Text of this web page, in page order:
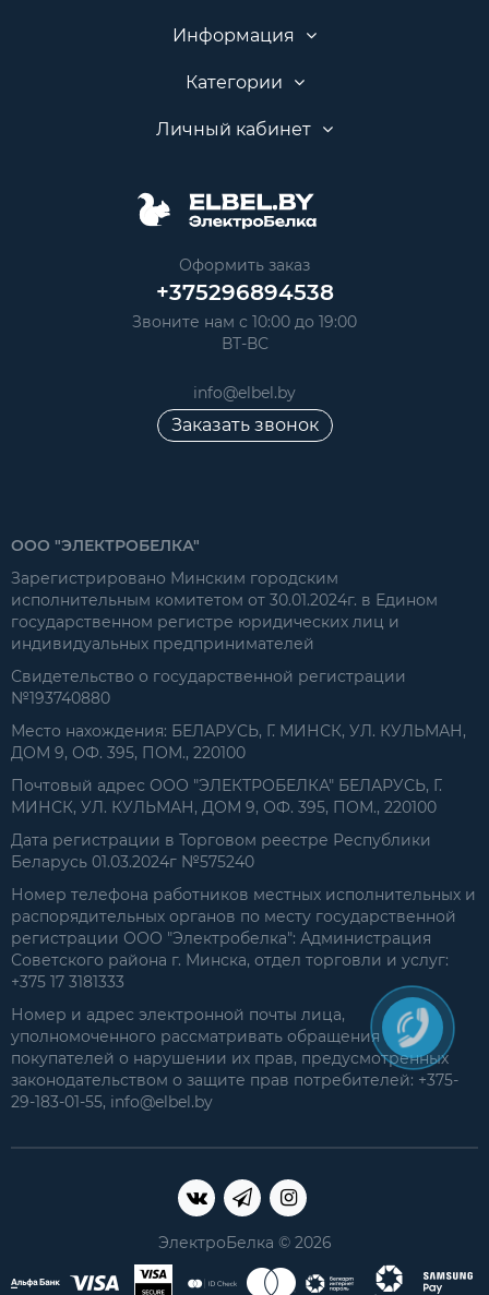
Информация
Категории
Личный кабинет
Оформить заказ
+375296894538
Звоните нам с 10:00 до 19:00
ВТ-ВС
info@elbel.by
Заказать звонок
ООО "ЭЛЕКТРОБЕЛКА"
Зарегистрировано Минским городским
исполнительным комитетом от 30.01.2024г. в Едином
государственном регистре юридических лиц и
индивидуальных предпринимателей
Свидетельство о государственной регистрации
№193740880
Место нахождения: БЕЛАРУСЬ, Г. МИНСК, УЛ. КУЛЬМАН,
ДОМ 9, ОФ. 395, ПОМ., 220100
Почтовый адрес ООО "ЭЛЕКТРОБЕЛКА" БЕЛАРУСЬ, Г.
МИНСК, УЛ. КУЛЬМАН, ДОМ 9, ОФ. 395, ПОМ., 220100
Дата регистрации в Торговом реестре Республики
Беларусь 01.03.2024г №575240
Номер телефона работников местных исполнительных и
распорядительных органов по месту государственной
регистрации ООО "Электробелка": Администрация
Советского района г. Минска, отдел торговли и услуг:
+375 17 3181333
Номер и адрес электронной почты лица,
уполномоченного рассматривать обращения
покупателей о нарушении их прав, предусмотренных
законодательством о защите прав потребителей: +375-
29-183-01-55, info@elbel.by
ЭлектроБелка © 2026